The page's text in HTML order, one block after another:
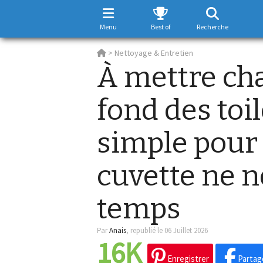
Menu Best of Recherche
> Nettoyage & Entretien
À mettre
fond des
simple
cuvette ne
temps
ParAnais, republié le 06 Juillet 2026
16K Enregistrer